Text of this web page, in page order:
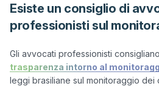
Esiste un consiglio di
professionisti sul
trasparenza intorno al
leggi brasiliane sul monitoraggio dei